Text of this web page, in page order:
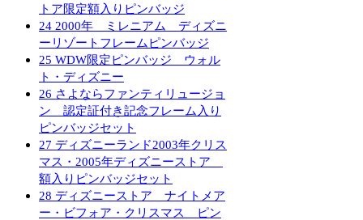
トア限定額入りピンバッジ
24 2000年 ミレニアム ディズニ
ーリゾートフレームピンバッジ
25 WDW限定ピンバッジ ウォル
ト・ディズニー
26 さよならファンティリュージョ
ン 認定証付き記念フレーム入り
ピンバッジセット
27 ディズニーランド2003年クリス
マス・2005年ディズニーストア
額入りピンバッジセット
28 ディズニーストア ナイトメア
ー・ビフォア・クリスマス ピン